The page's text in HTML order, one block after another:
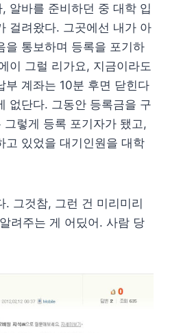
알바를 준비하던 중 대학 입
걸려왔다. 그곳에선 내가 아
을 통보하며 등록을 포기하
이 그럴 리가요, 지금이라도
부 계좌는 10분 후면 닫힌다
없단다. 그동안 등록금을 구
렇게 등록 포기자가 됐고,
고 있었을 대기인원을 대학
. 그것참, 그런 건 미리미리
려주는 게 어딨어. 사람 당